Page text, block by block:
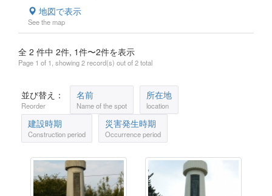
地図で表示
See the map
全 2 件中 2件, 1件〜2件を表示
Page 1 of 1, showing 2 record(s) out of 2 total
並び替え：
Reorder
名前
Name of the spot
所在地
location
建設時期
Construction period
災害発生時期
Occurrence period